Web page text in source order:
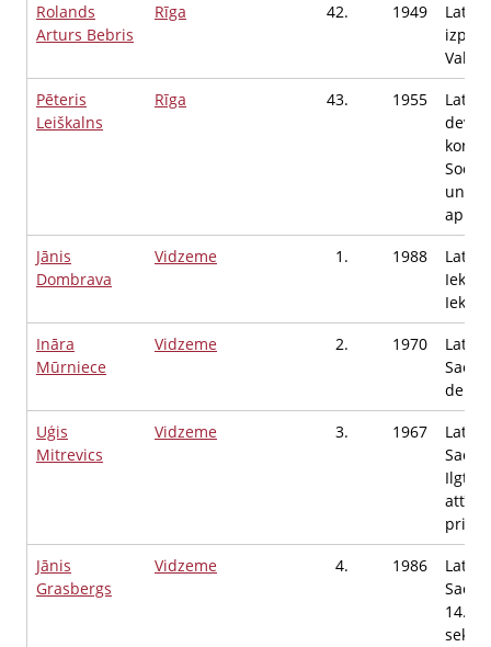
Rolands
Arturs Bebris
Rīga 42. 1949
Pēteris
Leiškalns
Rīga 43. 1955
un
Jānis
Dombrava
Vidzeme 1. 1988
Ināra
Mūrniece
Vidzeme 2. 1970
Uģis
Mitrevics
Vidzeme 3. 1967
Jānis
Grasbergs
Vidzeme 4. 1986
14.